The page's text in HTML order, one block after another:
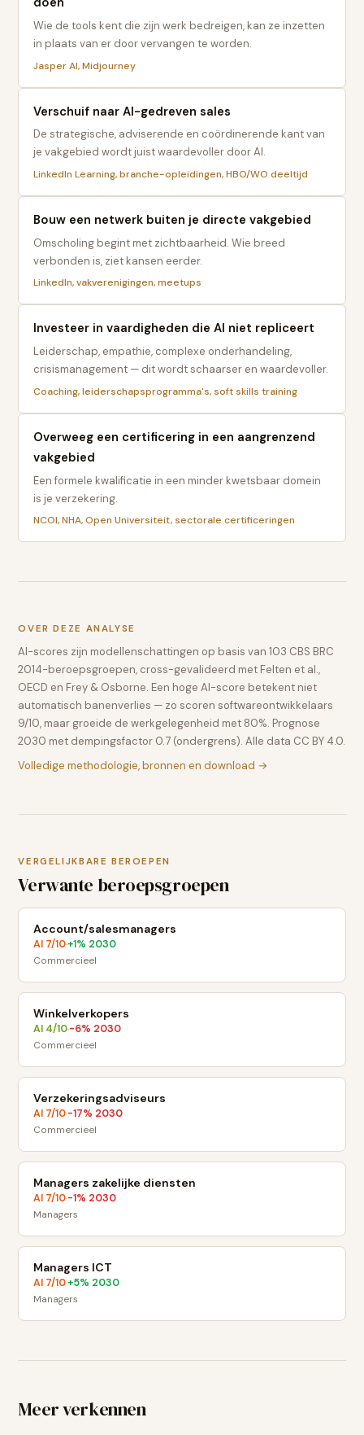
Wie de tools kent die zijn werk bedreigen, kan ze inzetten
in plaats van er door vervangen te worden.
Jasper AI, Midjourney
Verschuif naar AI-gedreven sales
De strategische, adviserende en coördinerende kant van
je vakgebied wordt juist waardevoller door AI.
LinkedIn Learning, branche-opleidingen, HBO/WO deeltijd
Bouw een netwerk buiten je directe vakgebied
Omscholing begint met zichtbaarheid. Wie breed
verbonden is, ziet kansen eerder.
LinkedIn, vakverenigingen, meetups
Investeer in vaardigheden die AI niet repliceert
Leiderschap, empathie, complexe onderhandeling,
crisismanagement — dit wordt schaarser en waardevoller.
Coaching, leiderschapsprogramma's, soft skills training
Overweeg een certificering in een aangrenzend
vakgebied
Een formele kwalificatie in een minder kwetsbaar domein
is je verzekering.
NCOI, NHA, Open Universiteit, sectorale certificeringen
OVER DEZE ANALYSE
AI-scores zijn modellenschattingen op basis van 103 CBS BRC
2014-beroepsgroepen, cross-gevalideerd met Felten et al.,
OECD en Frey & Osborne. Een hoge AI-score betekent niet
automatisch banenverlies — zo scoren softwareontwikkelaars
9/10, maar groeide de werkgelegenheid met 80%. Prognose
2030 met dempingsfactor 0.7 (ondergrens). Alle data CC BY 4.0.
Volledige methodologie, bronnen en download →
VERGELIJKBARE BEROEPEN
Verwante beroepsgroepen
Account/salesmanagers
AI 7/10·+1% 2030
Commercieel
Winkelverkopers
AI 4/10·-6% 2030
Commercieel
Verzekeringsadviseurs
AI 7/10·-17% 2030
Commercieel
Managers zakelijke diensten
AI 7/10·-1% 2030
Managers
Managers ICT
AI 7/10·+5% 2030
Managers
Meer verkennen